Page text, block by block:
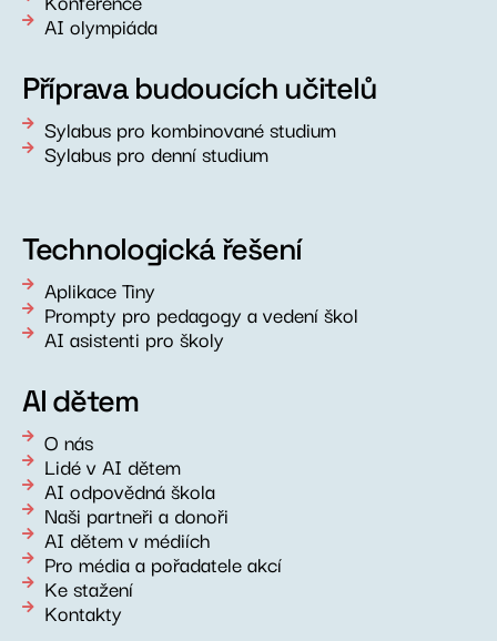
AI olympiáda
Příprava budoucích učitelů
Sylabus pro kombinované studium
Sylabus pro denní studium
Technologická řešení
Aplikace Tiny
Prompty pro pedagogy a vedení škol
AI asistenti pro školy
AI dětem
O nás
Lidé v AI dětem
AI odpovědná škola
Naši partneři a donoři
AI dětem v médiích
Pro média a pořadatele akcí
Ke stažení
Kontakty